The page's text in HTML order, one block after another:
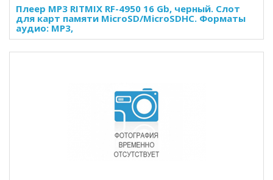
Плеер MP3 RITMIX RF-4950 16 Gb, черный. Слот
для карт памяти MicroSD/MicroSDHC. Форматы
аудио: MP3,